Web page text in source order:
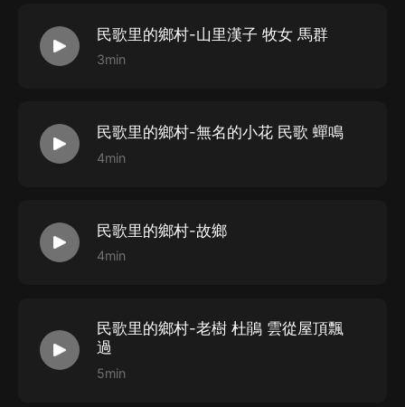
民歌里的鄉村-山里漢子 牧女 馬群
3min
民歌里的鄉村-無名的小花 民歌 蟬鳴
4min
民歌里的鄉村-故鄉
4min
民歌里的鄉村-老樹 杜鵑 雲從屋頂飄
過
5min